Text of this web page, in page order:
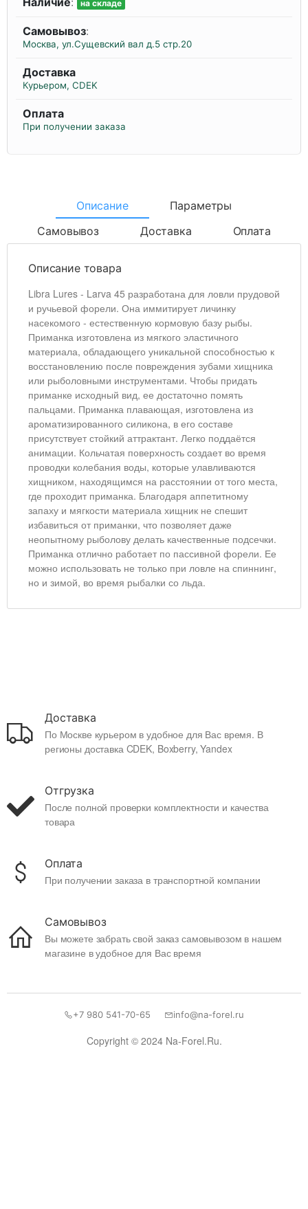
на складе
Самовывоз:
Москва, ул.Сущевский вал д.5 стр.20
Доставка
Курьером, CDEK
Оплата
При получении заказа
Описание
Параметры
Самовывоз
Доставка Оплата
Описание товара
Libra Lures - Larva 45 разработана для ловли прудовой
и ручьевой форели. Она иммитирует личинку
насекомого - естественную кормовую базу рыбы.
Приманка изготовлена из мягкого эластичного
материала, обладающего уникальной способностью к
восстановлению после повреждения зубами хищника
или рыболовными инструментами. Чтобы придать
приманке исходный вид, ее достаточно помять
пальцами. Приманка плавающая, изготовлена из
ароматизированного силикона, в его составе
присутствует стойкий аттрактант. Легко поддаётся
анимации. Кольчатая поверхность создает во время
проводки колебания воды, которые улавливаются
хищником, находящимся на расстоянии от того места,
где проходит приманка. Благодаря аппетитному
запаху и мягкости материала хищник не спешит
избавиться от приманки, что позволяет даже
неопытному рыболову делать качественные подсечки.
Приманка отлично работает по пассивной форели. Ее
можно использовать не только при ловле на спиннинг,
но и зимой, во время рыбалки со льда.
Доставка
По Москве курьером в удобное для Вас время. В
регионы доставка CDEK, Boxberry, Yandex
Отгрузка
После полной проверки комплектности и качества
товара
Оплата
При получении заказа в транспортной компании
Самовывоз
Вы можете забрать свой заказ самовывозом в нашем
магазине в удобное для Вас время
Copyright © 2024 Na-Forel.Ru.
+7 980 541-70-65 info@na-forel.ru